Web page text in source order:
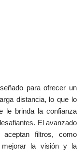
para ofrecer un
distancia, lo que lo
le brinda la confianza
El avanzado
filtros, como
la visión y la